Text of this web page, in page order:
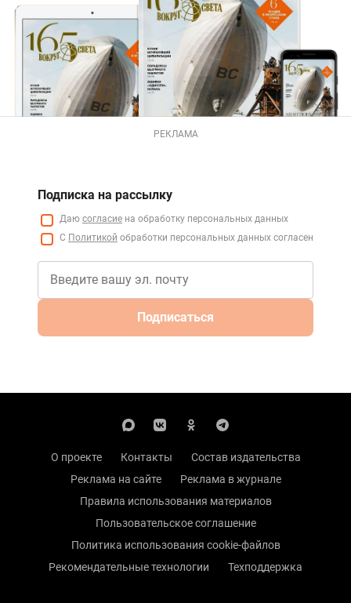
РЕКЛАМА
Подписка на рассылку
Даю согласие на обработку персональных данных
С Политикой обработки персональных данных согласен
Подписаться
О проекте Контакты
Состав издательства
Реклама на сайте
Реклама в журнале
Правила использования материалов
Пользовательское соглашение
Политика использования cookie-файлов
Рекомендательные технологии
Техподдержка